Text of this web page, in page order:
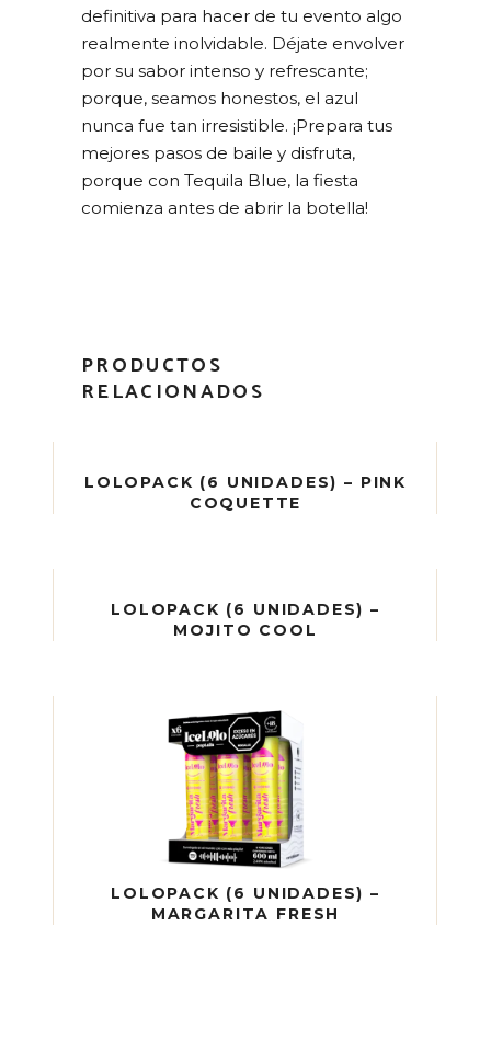
definitiva para hacer de tu evento algo
realmente inolvidable. Déjate envolver
por su sabor intenso y refrescante;
porque, seamos honestos, el azul
nunca fue tan irresistible. ¡Prepara tus
mejores pasos de baile y disfruta,
porque con Tequila Blue, la fiesta
comienza antes de abrir la botella!
PRODUCTOS
RELACIONADOS
LOLOPACK (6 UNIDADES) – PINK
COQUETTE
LOLOPACK (6 UNIDADES) –
MOJITO COOL
LOLOPACK (6 UNIDADES) –
MARGARITA FRESH